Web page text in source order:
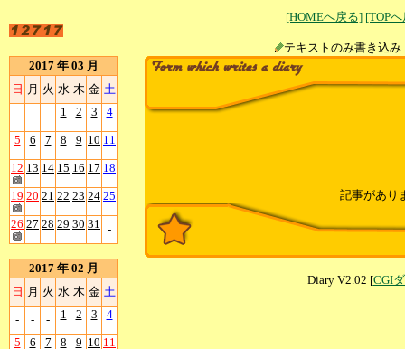
[HOMEへ戻る] [TOP
テキストのみ書
2017 年 03 月
日 月 火 水 木 金 土
- - - 1 2 3 4
5 6 7 8 9 10 11
12 13 14 15 16 17 18
19 20 21 22 23 24 25
26 27 28 29 30 31 -
2017 年 02 月
日 月 火 水 木 金 土
- - - 1 2 3 4
5 6 7 8 9 10 11
記事があり
Diary V2.02 [CGI